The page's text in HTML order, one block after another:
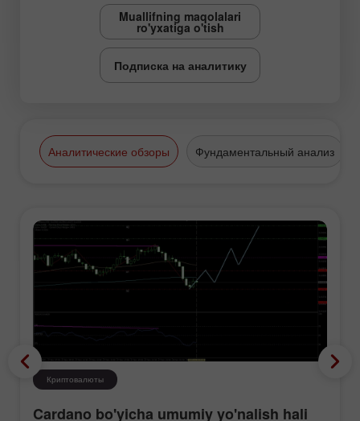
Muallifning maqolalari
ro'yxatiga o'tish
Подписка на аналитику
Аналитические обзоры Фундаментальный анализ
Криптовалюты
Cardano bo'yicha umumiy yo'nalish hali